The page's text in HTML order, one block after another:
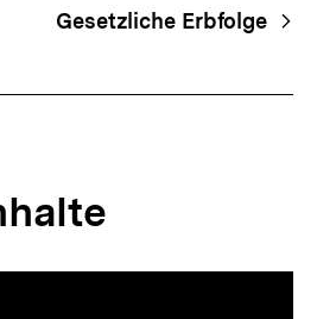
Gesetzliche Erbfolge